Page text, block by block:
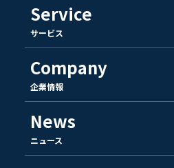
Service
サービス
Company
企業情報
News
ニュース